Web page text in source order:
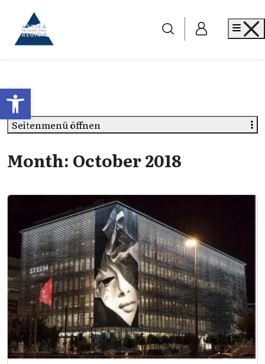
Open toolbar
Go to home
Month: October 2018
Seitenmenü öffnen